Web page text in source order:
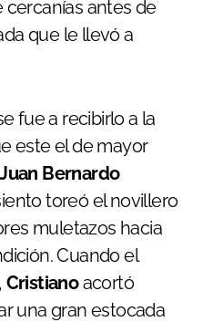
cercanías antes de
que le llevó a
fue a recibirlo a la
este el de mayor
Juan Bernardo
toreó el novillero
muletazos hacia
Cuando el
Cristianoacortó
una gran estocada